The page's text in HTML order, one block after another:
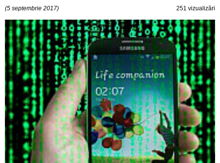
(5 septembrie 2017) 251 vizualizări